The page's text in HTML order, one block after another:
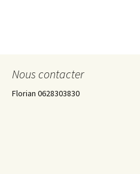
Nous contacter
Florian 0628303830